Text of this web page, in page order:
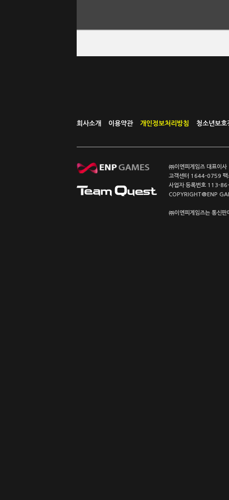
회사소개 이용약관 개인정보처리방침 청소년보호
㈜이엔피게임즈 대표이
고객센터 1644-0759
사업자 등록번호 113-
COPYRIGHT@ENP
㈜이엔피게임즈는 통신판